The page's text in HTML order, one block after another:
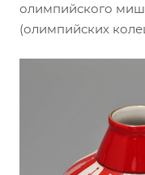
олимпийского
(олимпийских